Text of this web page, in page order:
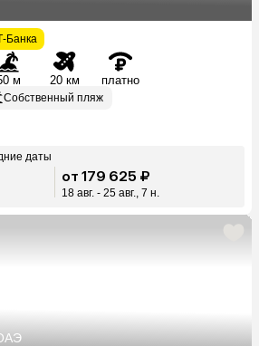
Банка
м 20 км платно
Собственный пляж
даты
от 179 625 ₽
18 авг. - 25 авг., 7 н.